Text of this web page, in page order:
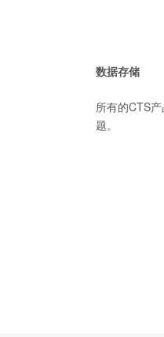
数据存储
所有的CTS
题。